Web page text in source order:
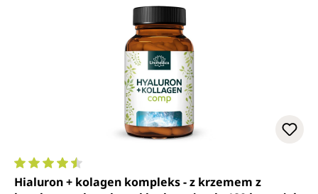
Średnia ocena 4.5 z 5 gwiazdek
Hialuron + kolagen kompleks - z krzemem z